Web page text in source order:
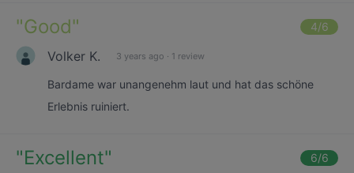
"Good" 4/6
Volker K. 3 years ago · 1 review
Bardame war unangenehm laut und hat das schöne
Erlebnis ruiniert.
"Excellent" 6/6